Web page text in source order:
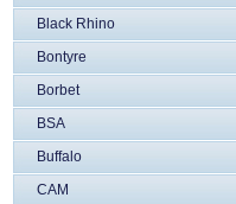
Black Rhino
Bontyre
Borbet
BSA
Buffalo
CAM